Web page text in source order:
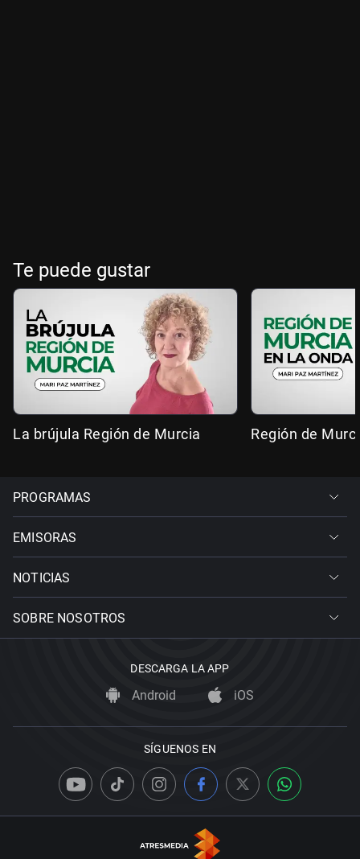
Te puede gustar
La brújula Región de Murcia Región de
PROGRAMAS
EMISORAS
NOTICIAS
SOBRE NOSOTROS
DESCARGA LA APP
Android iOS
SÍGUENOS EN